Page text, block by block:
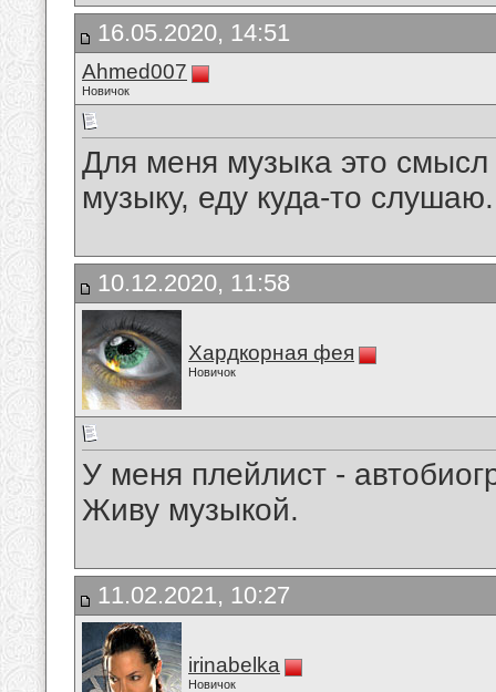
16.05.2020, 14:51
Ahmed007
Новичок
Для меня музыка это
музыку, еду куда-то слушаю.
10.12.2020, 11:58
Хардкорная фея
Новичок
У меня плейлист -
Живу музыкой.
11.02.2021, 10:27
irinabelka
Новичок